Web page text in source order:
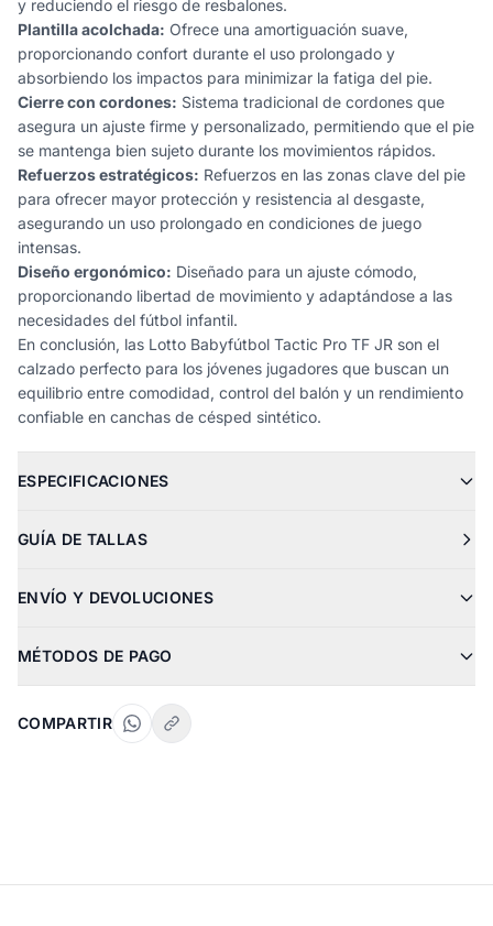
y reduciendo el riesgo de resbalones.
Plantilla acolchada: Ofrece una amortiguación suave,
proporcionando confort durante el uso prolongado y
absorbiendo los impactos para minimizar la fatiga del pie.
Cierre con cordones: Sistema tradicional de cordones que
asegura un ajuste firme y personalizado, permitiendo que el pie
se mantenga bien sujeto durante los movimientos rápidos.
Refuerzos estratégicos: Refuerzos en las zonas clave del pie
para ofrecer mayor protección y resistencia al desgaste,
asegurando un uso prolongado en condiciones de juego
intensas.
Diseño ergonómico: Diseñado para un ajuste cómodo,
proporcionando libertad de movimiento y adaptándose a las
necesidades del fútbol infantil.
En conclusión, las Lotto Babyfútbol Tactic Pro TF JR son el
calzado perfecto para los jóvenes jugadores que buscan un
equilibrio entre comodidad, control del balón y un rendimiento
confiable en canchas de césped sintético.
ESPECIFICACIONES
GUÍA DE TALLAS
ENVÍO Y DEVOLUCIONES
MÉTODOS DE PAGO
COMPARTIR